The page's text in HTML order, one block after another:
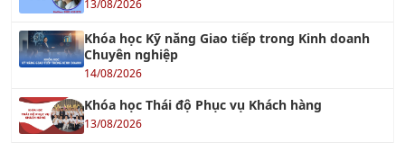
TC ISO 31000 - Quản Lý Rủi Ro
26/07/2018
TƯ VẤN ISO 50001
26/10/2017
Tư vấn Halal - Cơ hội xuất khẩu tới thị trường
Hồi giáo